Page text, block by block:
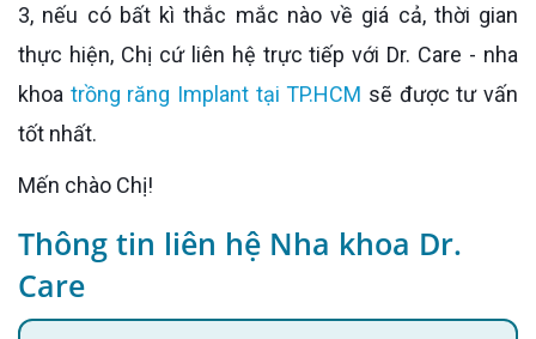
3, nếu có bất kì thắc mắc nào về giá cả, thời gian
thực hiện, Chị cứ liên hệ trực tiếp với Dr. Care - nha
khoa trồng răng Implant tại TP.HCM sẽ được tư vấn
tốt nhất.
Mến chào Chị!
Thông tin liên hệ Nha khoa Dr.
Care